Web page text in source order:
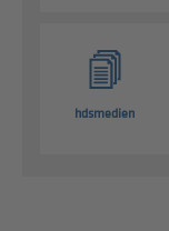
hdsmedien